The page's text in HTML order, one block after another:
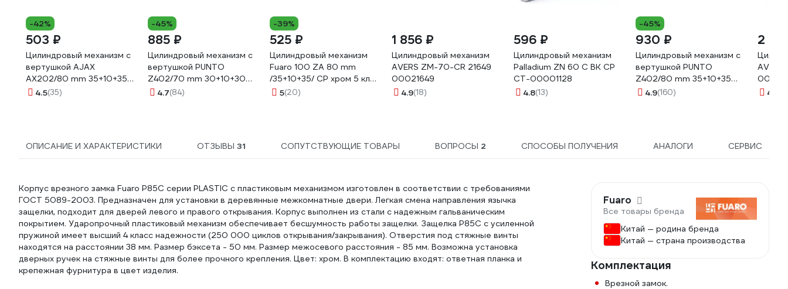
-42%
503 ₽
Цилиндровый механизм с
вертушкой AJAX
AX202/80 mm 35+10+35
CP хром 5 кл. 39877
4.5(35)
-45%
885 ₽
Цилиндровый механизм с
вертушкой PUNTO
Z402/70 mm 30+10+30
CP хром 5 кл. 35267
4.7(84)
-39%
525 ₽
Цилиндровый механизм
Fuaro 100 ZA 80 mm
/35+10+35/ CP хром 5 кл.
22289
5(20)
1 856 ₽
Цилиндровый механизм
AVERS ZM-70-CR 21649
00021649
4.9(18)
596 ₽
Цилиндровый механизм
Palladium ZN 60 C BK CP
СТ-00001128
4.8(13)
-45%
930 ₽
Цилиндровый механизм с
вертушкой PUNTO
Z402/80 mm 35+10+35
CP хром 5 кл. 35271
4.9(160)
2
4.2
ОПИСАНИЕ И ХАРАКТЕРИСТИКИ ОТЗЫВЫ 31 СОПУТСТВУЮЩИЕ ТОВАРЫ ВОПРОСЫ 2 СПОСОБЫ ПОЛУЧЕНИЯ АНАЛОГИ СЕРВИС
Корпус врезного замка Fuaro P85C серии PLASTIC с пластиковым механизмом изготовлен в соответствии с требованиями
ГОСТ 5089-2003. Предназначен для установки в деревянные межкомнатные двери. Легкая смена направления язычка
защелки, подходит для дверей левого и правого открывания. Корпус выполнен из стали с надежным гальваническим
покрытием. Ударопрочный пластиковый механизм обеспечивает бесшумность работы защелки. Защелка P85C с усиленной
пружиной имеет высший 4 класс надежности (250 000 циклов открывания/закрывания). Отверстия под стяжные винты
находятся на расстоянии 38 мм. Размер бэксета - 50 мм. Размер межосевого расстояния - 85 мм. Возможна установка
дверных ручек на стяжные винты для более прочного крепления. Цвет: хром. В комплектацию входят: ответная планка и
крепежная фурнитура в цвет изделия.
Fuaro
Все товары бренда
Китай — родина бренда
Китай — страна производства
Комплектация
Врезной замок.